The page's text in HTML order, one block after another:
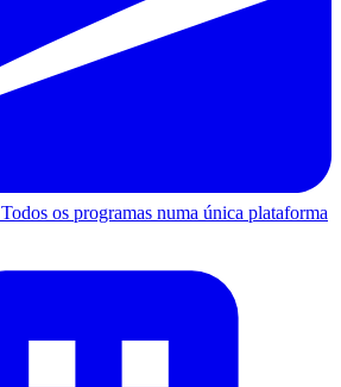
Todos os programas numa única plataforma